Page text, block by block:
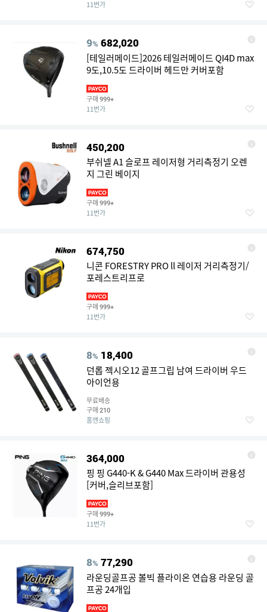
11번가
9% 682,020
[테일러메이드]2026 테일러메이드 QI4D max
9도,10.5도 드라이버 헤드만 커버포함
구매 999+
11번가
450,200
부쉬넬 A1 슬로프 레이저형 거리측정기 오렌
지 그린 베이지
구매 999+
11번가
674,750
니콘 FORESTRY PRO ll 레이저 거리측정기/
포레스트리프로
구매 999+
11번가
8% 18,400
던롭 젝시오12 골프그립 남여 드라이버 우드
아이언용
무료배송
구매 210
홈앤쇼핑
364,000
핑 핑 G440-K & G440 Max 드라이버 관용성
[커버,슬리브포함]
구매 999+
11번가
8% 77,290
라운딩골프공 볼빅 플라이온 연습용 라운딩 골
프공 24개입